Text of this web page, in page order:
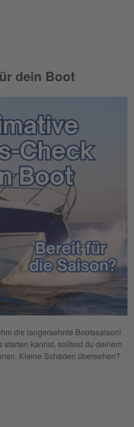
dein Boot
die langersehnte Bootssaison!
kannst, solltest du deinem
Kleine Schäden übersehen?
Facebook